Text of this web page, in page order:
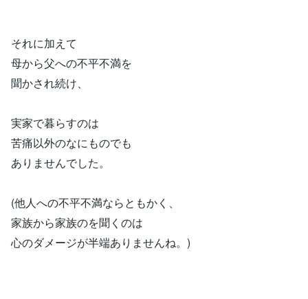
それに加えて
母から父への不平不満を
聞かされ続け、
実家で暮らすのは
苦痛以外のなにものでも
ありませんでした。
(他人への不平不満ならともかく、
家族から家族のを聞くのは
心のダメージが半端ありませんね。)